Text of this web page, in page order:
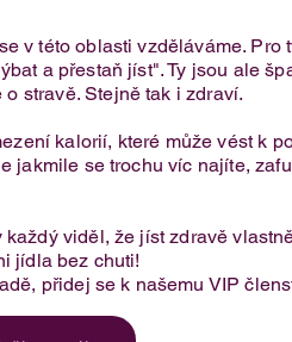
v této oblasti vzděláváme. Pro
a přestaň jíst". Ty jsou ale
stravě. Stejně tak i zdraví.
kalorií, které může vést k
jakmile se trochu víc najíte,
viděl, že jíst zdravě
jídla bez chuti!​
přidej se k našemu VIP